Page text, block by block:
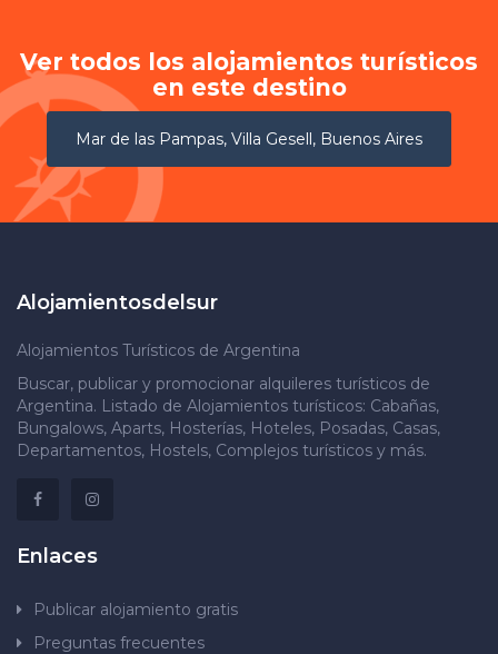
Ver todos los alojamientos turísticos
en este destino
Mar de las Pampas, Villa Gesell, Buenos Aires
Alojamientosdelsur
Alojamientos Turísticos de Argentina
Buscar, publicar y promocionar alquileres turísticos de
Argentina. Listado de Alojamientos turísticos: Cabañas,
Bungalows, Aparts, Hosterías, Hoteles, Posadas, Casas,
Departamentos, Hostels, Complejos turísticos y más.
Enlaces
Publicar alojamiento gratis
Preguntas frecuentes